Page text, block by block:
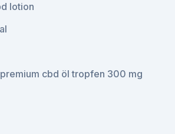
lotion
cbd öl tropfen 300 mg